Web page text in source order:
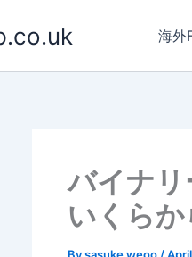
海外
バイナリ
いくら